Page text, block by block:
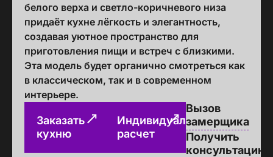
белого верха и светло-коричневого низа
придаёт кухне лёгкость и элегантность,
создавая уютное пространство для
приготовления пищи и встреч с близкими.
Эта модель будет органично смотреться как
в классическом, так и в современном
интерьере.
Заказать
кухню
Индивидуальный
расчет
Вызов
замерщика
Получить
консультацию